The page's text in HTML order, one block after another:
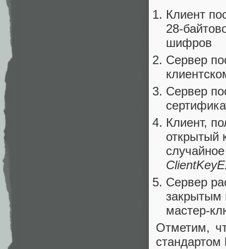
Клиент
28-
шифров
Сервер
Сервер
Клиент,
открытый
Сервер
закрытым
мастер-
Отметим,
стандартом